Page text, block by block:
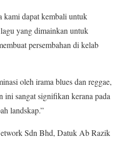
kami dapat kembali untuk
yang dimainkan untuk
persembahan di kelab
oleh irama blues dan reggae,
ini sangat signifikan kerana pada
landskap.”
Sdn Bhd, Datuk Ab Razik